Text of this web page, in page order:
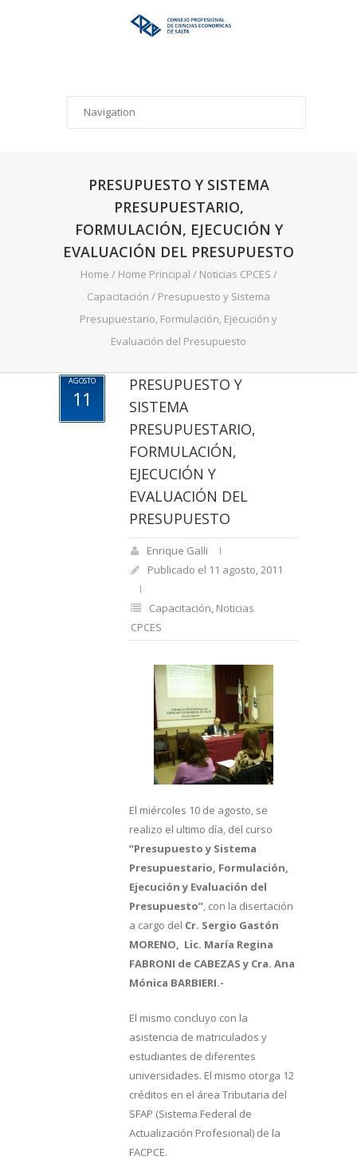
PRESUPUESTO Y SISTEMA
PRESUPUESTARIO,
FORMULACIÓN, EJECUCIÓN Y
EVALUACIÓN DEL PRESUPUESTO
Home / Home Principal / Noticias CPCES /
Capacitación / Presupuesto y Sistema
Presupuestario, Formulación, Ejecución y
Evaluación del Presupuesto
AGOSTO
11
PRESUPUESTO Y
SISTEMA
PRESUPUESTARIO,
FORMULACIÓN,
EJECUCIÓN Y
EVALUACIÓN DEL
PRESUPUESTO
Enrique Galli
Publicado el 11 agosto, 2011
Capacitación, Noticias
CPCES
El miércoles 10 de agosto, se
realizo el ultimo día, del curso
“Presupuesto y Sistema
Presupuestario, Formulación,
Ejecución y Evaluación del
Presupuesto”, con la disertación
a cargo del Cr. Sergio Gastón
MORENO, Lic. María Regina
FABRONI de CABEZAS y Cra. Ana
Mónica BARBIERI.-
El mismo concluyo con la
asistencia de matriculados y
estudiantes de diferentes
universidades. El mismo otorga 12
créditos en el área Tributaria del
SFAP (Sistema Federal de
Actualización Profesional) de la
FACPCE.